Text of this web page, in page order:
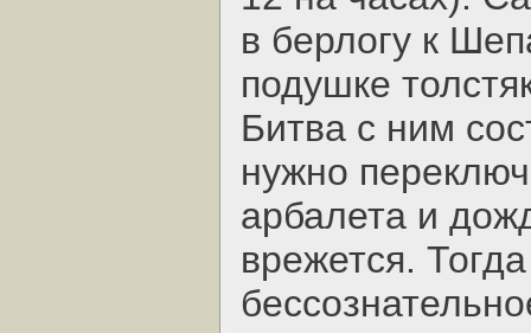
в берлогу к
подушке
Битва с ним
нужно
арбалета и
врежется.